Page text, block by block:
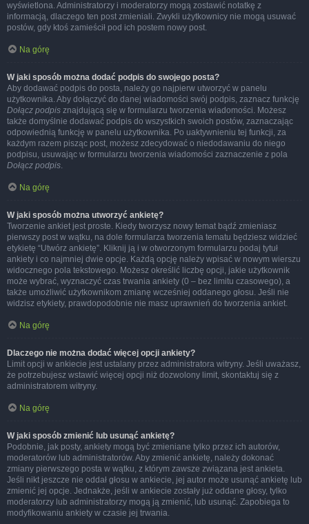
wyświetlona. Administratorzy i moderatorzy mogą zostawić notatkę z
informacją, dlaczego ten post zmieniali. Zwykli użytkownicy nie mogą usuwać
postów, gdy ktoś zamieścił pod ich postem nowy post.
Na górę
W jaki sposób można dodać podpis do swojego posta?
Aby dodawać podpis do posta, należy go najpierw utworzyć w panelu
użytkownika. Aby dołączyć do danej wiadomości swój podpis, zaznacz funkcję
Dołącz podpis znajdującą się w formularzu tworzenia wiadomości. Możesz
także domyślnie dodawać podpis do wszystkich swoich postów, zaznaczając
odpowiednią funkcję w panelu użytkownika. Po uaktywnieniu tej funkcji, za
każdym razem pisząc post, możesz zdecydować o niedodawaniu do niego
podpisu, usuwając w formularzu tworzenia wiadomości zaznaczenie z pola
Dołącz podpis.
Na górę
W jaki sposób można utworzyć ankietę?
Tworzenie ankiet jest proste. Kiedy tworzysz nowy temat bądź zmieniasz
pierwszy post w wątku, na dole formularza tworzenia tematu będziesz widzieć
etykietę “Utwórz ankietę”. Kliknij ją i w otworzonym formularzu podaj tytuł
ankiety i co najmniej dwie opcje. Każdą opcję należy wpisać w nowym wierszu
widocznego pola tekstowego. Możesz określić liczbę opcji, jakie użytkownik
może wybrać, wyznaczyć czas trwania ankiety (0 – bez limitu czasowego), a
także umożliwić użytkownikom zmianę wcześniej oddanego głosu. Jeśli nie
widzisz etykiety, prawdopodobnie nie masz uprawnień do tworzenia ankiet.
Na górę
Dlaczego nie można dodać więcej opcji ankiety?
Limit opcji w ankiecie jest ustalany przez administratora witryny. Jeśli uważasz,
że potrzebujesz wstawić więcej opcji niż dozwolony limit, skontaktuj się z
administratorem witryny.
Na górę
W jaki sposób zmienić lub usunąć ankietę?
Podobnie, jak posty, ankiety mogą być zmieniane tylko przez ich autorów,
moderatorów lub administratorów. Aby zmienić ankietę, należy dokonać
zmiany pierwszego posta w wątku, z którym zawsze związana jest ankieta.
Jeśli nikt jeszcze nie oddał głosu w ankiecie, jej autor może usunąć ankietę lub
zmienić jej opcje. Jednakże, jeśli w ankiecie zostały już oddane głosy, tylko
moderatorzy lub administratorzy mogą ją zmienić, lub usunąć. Zapobiega to
modyfikowaniu ankiety w czasie jej trwania.